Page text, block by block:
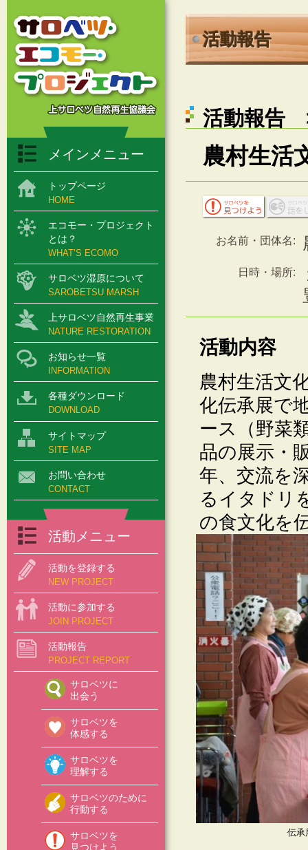
メインメニュー
トップページ
HOME
エコモー・プロジェクト
とは？
WHAT’S ECOMO
サロベツ湿原について
SAROBETSU MARSH
上サロベツ自然再生事業
NATURE RESTORATION
お知らせ一覧
INFORMATION
各種ダウンロード
DOWNLOAD
サイトマップ
SITE MAP
お問い合わせ
CONTACT
活動メニュー
活動を登録する
NEW PROJECT
活動に参加する
JOIN PROJECT
活動報告
PROJECT REPORT
サロベツに
出会う
サロベツを
体感する
サロベツを
理解する
サロベツのために
行動する
サロベツを
見つけよう
活動報告
活動報
農村生活
お名前・団体名:
日時・場所:
活動内容
農村生活文
化伝承展で
ース（野菜
品の展示・
年、交流を
るイタドリ
の食文化を
伝承